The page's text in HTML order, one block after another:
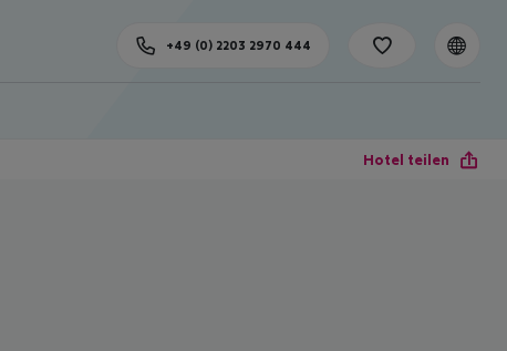
+49 (0) 2203 2970 444
Hotel teilen